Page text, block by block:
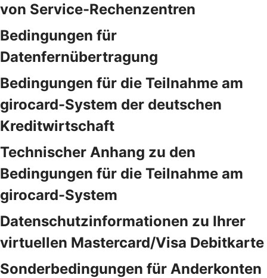
von Service-Rechenzentren
Bedingungen für
Datenfernübertragung
Bedingungen für die Teilnahme am
girocard-System der deutschen
Kreditwirtschaft
Technischer Anhang zu den
Bedingungen für die Teilnahme am
girocard-System
Datenschutzinformationen zu Ihrer
virtuellen Mastercard/Visa Debitkarte
Sonderbedingungen für Anderkonten